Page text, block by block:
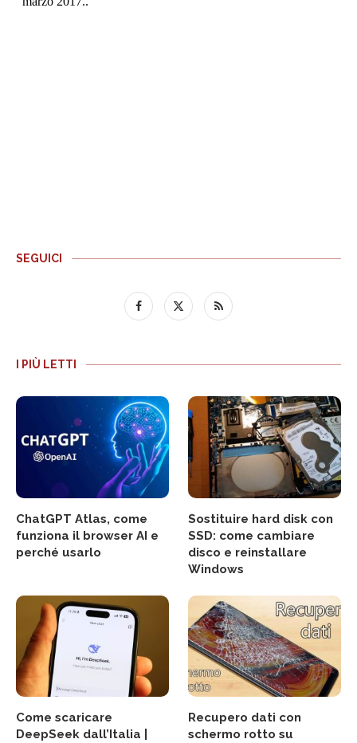
SEGUICI
I PIÙ LETTI
ChatGPT Atlas, come
funziona il browser AI e
perché usarlo
Sostituire hard disk con
SSD: come cambiare
disco e reinstallare
Windows
Come scaricare
DeepSeek dall’Italia |
Recupero dati con
schermo rotto su